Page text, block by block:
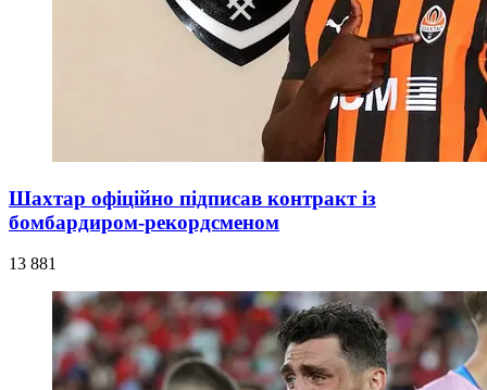
Шахтар офіційно підписав контракт із
бомбардиром-рекордсменом
13 881